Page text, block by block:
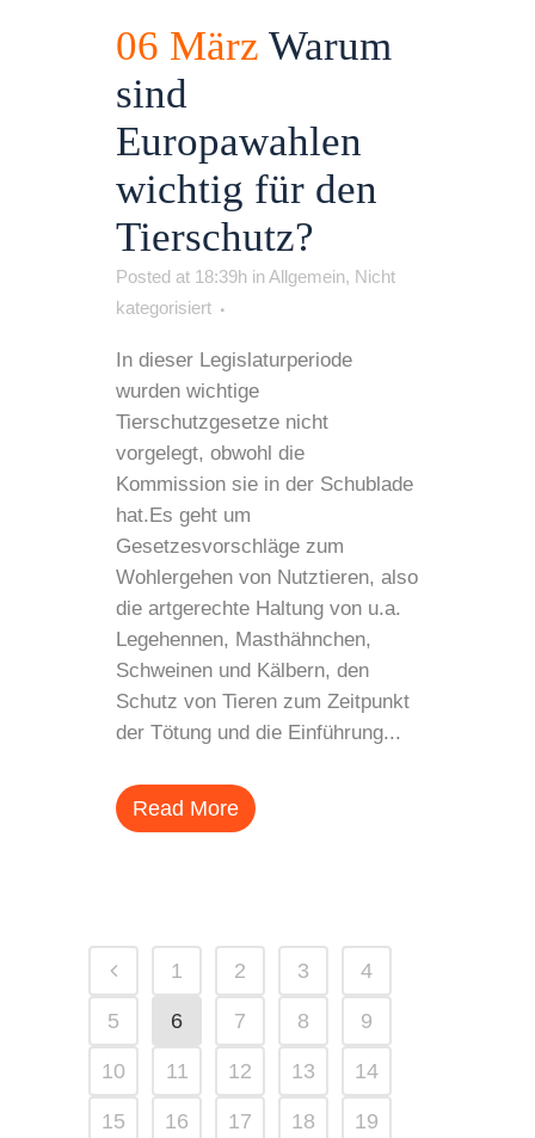
06 März Warum
sind
Europawahlen
wichtig für den
Tierschutz?
Posted at 18:39h inAllgemein, Nicht
kategorisiert
In dieser Legislaturperiode
wurden wichtige
Tierschutzgesetze nicht
vorgelegt, obwohl die
Kommission sie in der Schublade
hat.Es geht um
Gesetzesvorschläge zum
Wohlergehen von Nutztieren, also
die artgerechte Haltung von u.a.
Legehennen, Masthähnchen,
Schweinen und Kälbern, den
Schutz von Tieren zum Zeitpunkt
der Tötung und die Einführung...
Read More
1 2 3 4
5 6 7 8 9
10 11 12 13 14
15 16 17 18 19